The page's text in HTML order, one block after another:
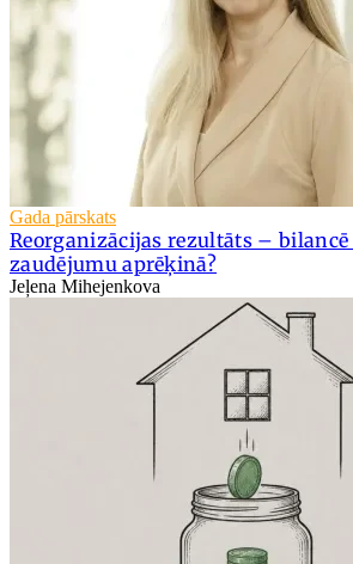
Gada pārskats
Reorganizācijas rezultāts –
zaudējumu aprēķinā?
Jeļena Mihejenkova